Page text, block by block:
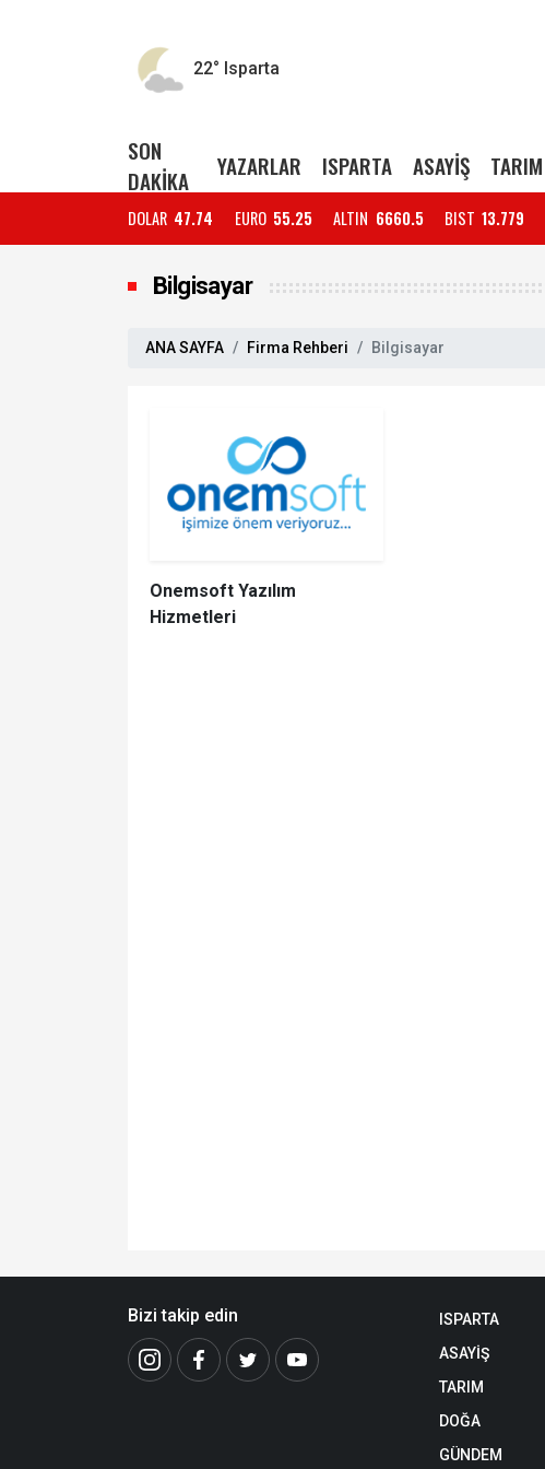
22° Isparta
SON
DAKİKA
YAZARLAR ISPARTA ASAYİŞ TARIM
DOLAR 47.74 EURO 55.25 ALTIN 6660.5 BIST 13.779
Bilgisayar
ANA SAYFA Firma Rehberi Bilgisayar
Onemsoft Yazılım
Hizmetleri
Bizi takip edin
ISPARTA
ASAYİŞ
TARIM
DOĞA
GÜNDEM